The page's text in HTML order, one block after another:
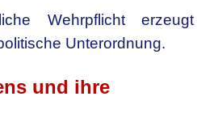
Wehrpflicht
Unterordnung.
und ihre